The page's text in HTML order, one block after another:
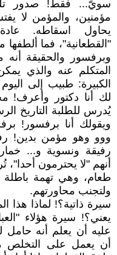
سويّ... فقط! صدور تلك
مؤمنين، والمؤمن لا
يحاول اسقاطه.
"القطعانية"، فما
وبرفسور والحقيقة
المتكلم عنه والذي
الكبيرة: طبيب إلى
لك أنا دكتور وأعرف!
يُدرس للطلبة التاريخ
ويقولك أنا برفسور!
ووو وهو مؤمن بدين!
رفيقة ونسوية و...
أنهم "لا يحترمون
طعام، وهي تهمة
ولتجنب محاورتهم.
سيرة ذاتية؟! لماذا
يعني؟! سيرة هؤلاء
عليه أن يعلم أنه حامل
أن يعمل على التخلص